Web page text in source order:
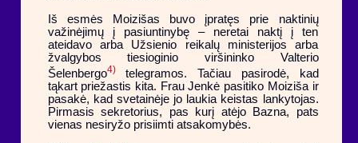
Iš esmės Moizišas buvo įpratęs prie naktinių
važinėjimų į pasiuntinybę – neretai naktį į ten
ateidavo arba Užsienio reikalų ministerijos arba
žvalgybos tiesioginio viršininko Valterio
Šelenbergo4)telegramos. Tačiau pasirodė, kad
tąkart priežastis kita. Frau Jenkė pasitiko Moiziša ir
pasakė, kad svetainėje jo laukia keistas lankytojas.
Pirmasis sekretorius, pas kurį atėjo Bazna, pats
vienas nesiryžo prisiimti atsakomybės.